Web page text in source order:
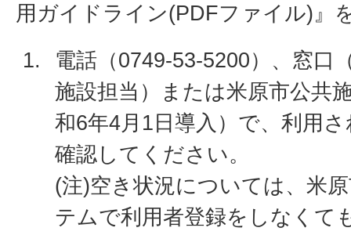
用ガイドライン(PDFファイル)』
電話（0749-53-5200）、窓口
施設担当）または米原市公共
和6年4月1日導入）で、利用
確認してください。
(注)空き状況については、米
テムで利用者登録をしなくて